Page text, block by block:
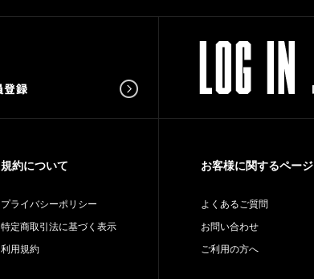
規約について
プライバシーポリシー
特定商取引法に基づく表示
利用規約
お客様に関するページ
よくあるご質問
お問い合わせ
ご利用の方へ